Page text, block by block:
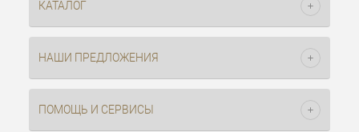
КАТАЛОГ
НАШИ ПРЕДЛОЖЕНИЯ
ПОМОЩЬ И СЕРВИСЫ